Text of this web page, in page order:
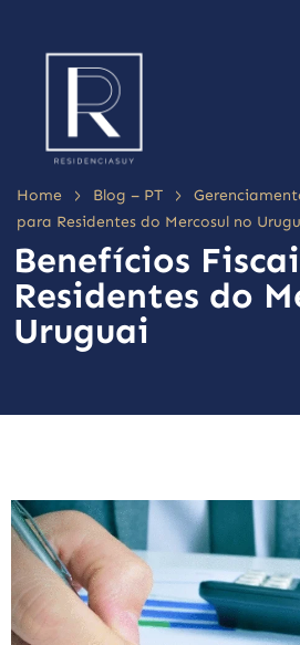
Home > Blog – PT >
para Residentes do Mercosul no
Benefícios
Residentes do
Uruguai